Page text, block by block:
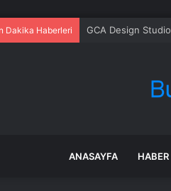
Dakika Haberleri GCA Design
ANASAYFA HABER